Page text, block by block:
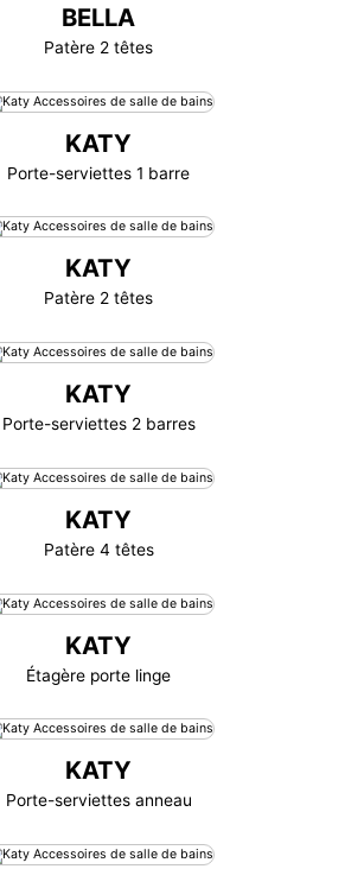
BELLA
Patère 2 têtes
KATY
Porte-serviettes 1 barre
KATY
Patère 2 têtes
KATY
Porte-serviettes 2 barres
KATY
Patère 4 têtes
KATY
Étagère porte linge
KATY
Porte-serviettes anneau